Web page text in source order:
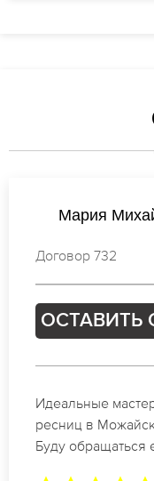
Ксения
Договор 794
ОСТАВИТЬ
Спасибо
ресниц в
все было готово.